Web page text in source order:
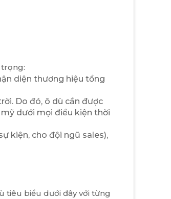
diện thương hiệu tổng
Do đó, ô dù cần được
dưới mọi điều kiện thời
kiện, cho đội ngũ sales),
tiêu biểu dưới đây với từng